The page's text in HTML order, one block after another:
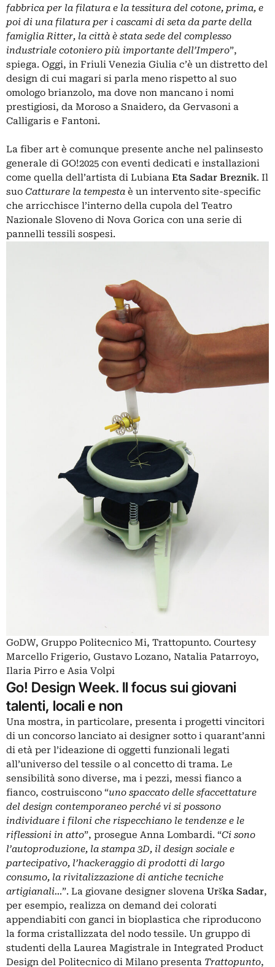
fabbrica per la filatura e la tessitura del cotone, prima, e
poi di una filatura per i cascami di seta da parte della
famiglia Ritter, la città è stata sede del complesso
industriale cotoniero più importante dell’Impero”,
spiega. Oggi, in Friuli Venezia Giulia c’è un distretto del
design di cui magari si parla meno rispetto al suo
omologo brianzolo, ma dove non mancano i nomi
prestigiosi, da Moroso a Snaidero, da Gervasoni a
Calligaris e Fantoni.
La fiber art è comunque presente anche nel palinsesto
generale di GO!2025 con eventi dedicati e installazioni
come quella dell’artista di Lubiana Eta Sadar Breznik. Il
suo Catturare la tempesta è un intervento site-specific
che arricchisce l’interno della cupola del Teatro
Nazionale Sloveno di Nova Gorica con una serie di
pannelli tessili sospesi.
GoDW, Gruppo Politecnico Mi, Trattopunto. Courtesy
Marcello Frigerio, Gustavo Lozano, Natalia Patarroyo,
Ilaria Pirro e Asia Volpi
Go! Design Week. Il focus sui giovani
talenti, locali e non
Una mostra, in particolare, presenta i progetti vincitori
di un concorso lanciato ai designer sotto i quarant’anni
di età per l’ideazione di oggetti funzionali legati
all’universo del tessile o al concetto di trama. Le
sensibilità sono diverse, ma i pezzi, messi fianco a
fianco, costruiscono “uno spaccato delle sfaccettature
del design contemporaneo perché vi si possono
individuare i filoni che rispecchiano le tendenze e le
riflessioni in atto”, prosegue Anna Lombardi. “Ci sono
l’autoproduzione, la stampa 3D, il design sociale e
partecipativo, l’hackeraggio di prodotti di largo
consumo, la rivitalizzazione di antiche tecniche
artigianali…”. La giovane designer slovena Urška Sadar,
per esempio, realizza on demand dei colorati
appendiabiti con ganci in bioplastica che riproducono
la forma cristallizzata del nodo tessile. Un gruppo di
studenti della Laurea Magistrale in Integrated Product
Design del Politecnico di Milano presenta Trattopunto,